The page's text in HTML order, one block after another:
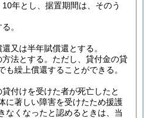
年とし、据置期間は、そのう
。
又は半年賦償還とする。
法とする。 ただし、貸付金の貸
も繰上償還することができる。
付けを受けた者が死亡したと
に著しい障害を受けたため援護
なくなったと認めるときは、当